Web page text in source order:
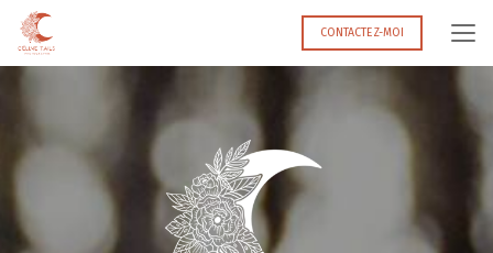
Aller
contenu
CONTACTEZ-MOI